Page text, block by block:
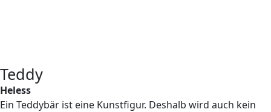
Teddy
Heless
Ein Teddybär ist eine Kunstfigur. Deshalb wird auch kein